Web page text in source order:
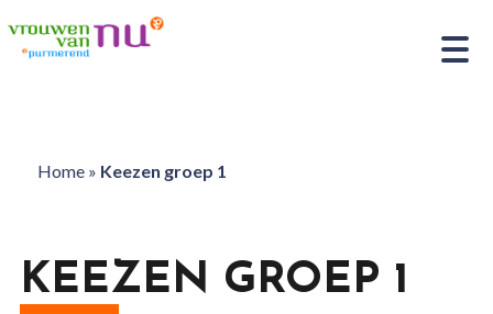
Home» Keezen groep 1
KEEZEN GROEP 1